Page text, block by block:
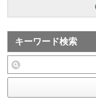
キーワード検索